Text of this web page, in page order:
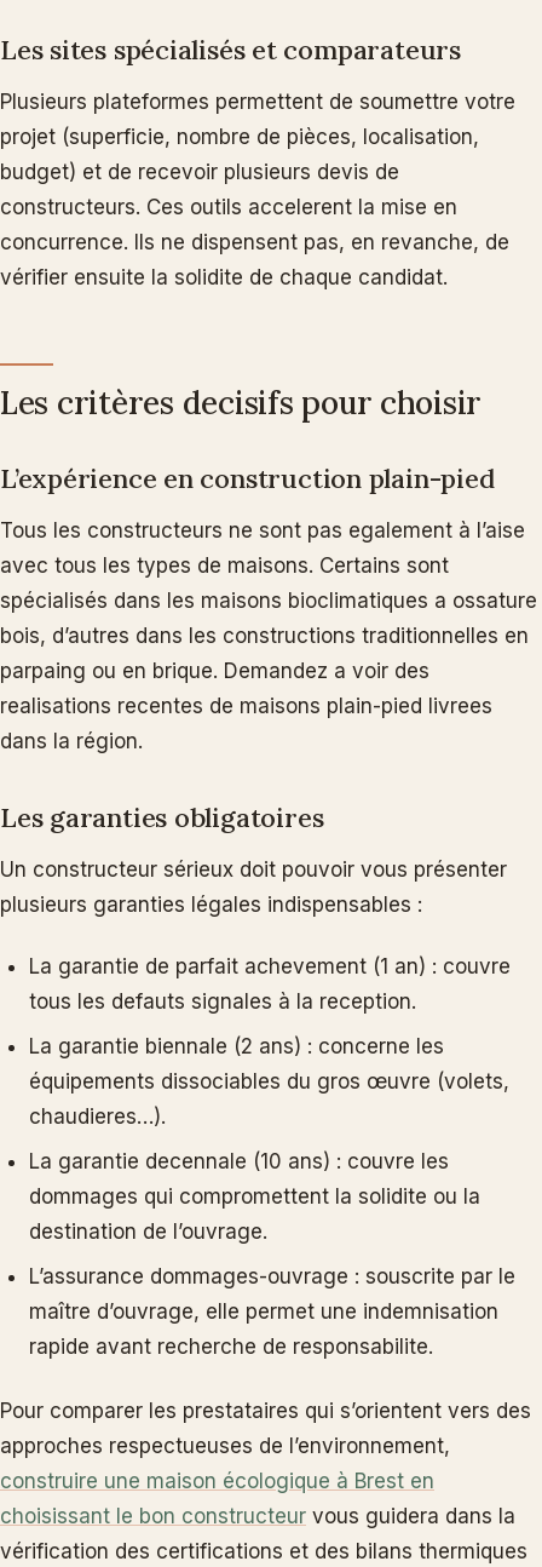
Les sites spécialisés et comparateurs
Plusieurs plateformes permettent de soumettre votre
projet (superficie, nombre de pièces, localisation,
budget) et de recevoir plusieurs devis de
constructeurs. Ces outils accelerent la mise en
concurrence. Ils ne dispensent pas, en revanche, de
vérifier ensuite la solidite de chaque candidat.
Les critères decisifs pour choisir
L’expérience en construction plain-pied
Tous les constructeurs ne sont pas egalement à l’aise
avec tous les types de maisons. Certains sont
spécialisés dans les maisons bioclimatiques a ossature
bois, d’autres dans les constructions traditionnelles en
parpaing ou en brique. Demandez a voir des
realisations recentes de maisons plain-pied livrees
dans la région.
Les garanties obligatoires
Un constructeur sérieux doit pouvoir vous présenter
plusieurs garanties légales indispensables :
La garantie de parfait achevement (1 an) : couvre
tous les defauts signales à la reception.
La garantie biennale (2 ans) : concerne les
équipements dissociables du gros œuvre (volets,
chaudieres…).
La garantie decennale (10 ans) : couvre les
dommages qui compromettent la solidite ou la
destination de l’ouvrage.
L’assurance dommages-ouvrage : souscrite par le
maître d’ouvrage, elle permet une indemnisation
rapide avant recherche de responsabilite.
Pour comparer les prestataires qui s’orientent vers des
approches respectueuses de l’environnement,
construire une maison écologique à Brest en
choisissant le bon constructeur vous guidera dans la
vérification des certifications et des bilans thermiques